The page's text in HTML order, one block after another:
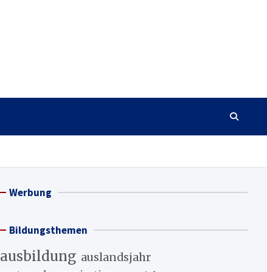
Werbung
Bildungsthemen
ausbildung auslandsjahr